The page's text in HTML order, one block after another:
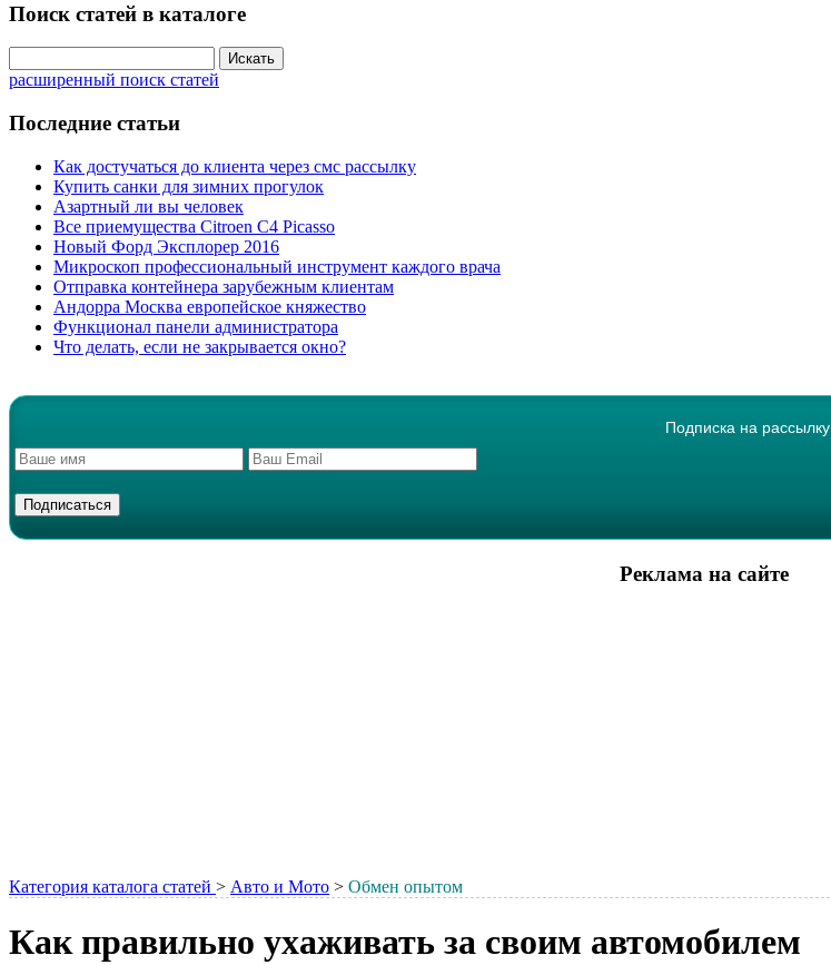
Поиск статей в каталоге
расширенный поиск статей
Последние статьи
Как достучаться до клиента через смс рассылку
Купить санки для зимних прогулок
Азартный ли вы человек
Все приемущества Сitroen C4 Picasso
Новый Форд Эксплорер 2016
Микроскоп профессиональный инструмент каждого врача
Отправка контейнера зарубежным клиентам
Андорра Москва европейское княжество
Функционал панели администратора
Что делать, если не закрывается окно?
Подписка на рассылку
Реклама на сайте
Категория каталога статей > Авто и Мото > Обмен опытом
Как правильно ухаживать за своим автомобилем